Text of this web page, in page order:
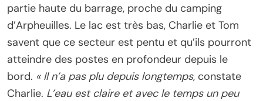
partie haute du barrage, proche du camping
d’Arpheuilles. Le lac est très bas, Charlie et Tom
savent que ce secteur est pentu et qu’ils pourront
atteindre des postes en profondeur depuis le
bord. « Il n’a pas plu depuis longtemps, constate
Charlie. L’eau est claire et avec le temps un peu